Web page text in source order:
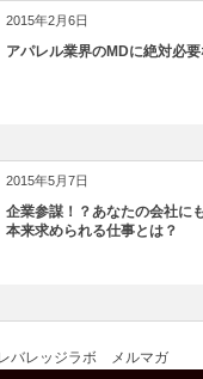
2015年2月6日
アパレル業界のMDに絶対必
2015年5月7日
企業参謀！？あなたの会社に
本来求められる仕事とは？
バレッジラボ メルマガ